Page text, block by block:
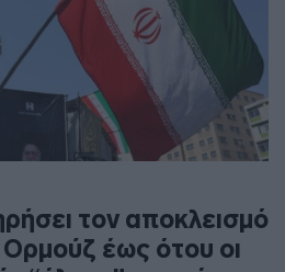
τον αποκλεισμό
έως ότου οι